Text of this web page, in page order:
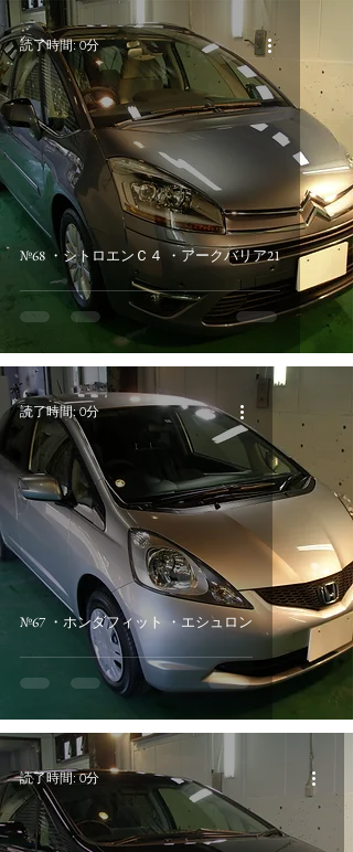
№68 ・シトロエンＣ４ ・アークバリア21
読了時間: 0分
№67 ・ホンダフィット ・エシュロン
読了時間: 0分
読了時間: 0分